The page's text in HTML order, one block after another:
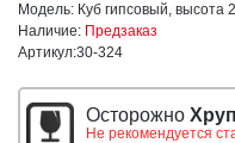
Модель: Куб гипсовый, высота
Наличие: Предзаказ
Артикул:30-324
Осторожно
Не рекомендуется